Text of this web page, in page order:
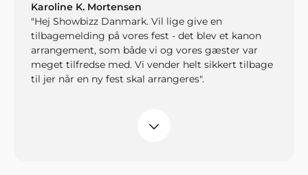
Karoline K. Mortensen
"Hej Showbizz Danmark. Vil lige give en
tilbagemelding på vores fest - det blev et kanon
arrangement, som både vi og vores gæster var
meget tilfredse med. Vi vender helt sikkert tilbage
til jer når en ny fest skal arrangeres".